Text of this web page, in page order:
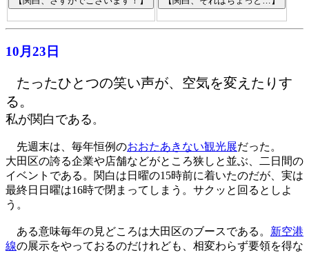
10月23日
たったひとつの笑い声が、空気を変えたりす
る。
私が関白である 。
先週末は、毎年恒例のおおたあきない観光展だった。
大田区の誇る企業や店舗などがところ狭しと並ぶ、二日間の
イベントである。関白は日曜の15時前に着いたのだが、実は
最終日日曜は16時で閉まってしまう。サクッと回るとしよ
う。
ある意味毎年の見どころは大田区のブースである。 新空港
線の展示をやっておるのだけれども、相変わらず要領を得な